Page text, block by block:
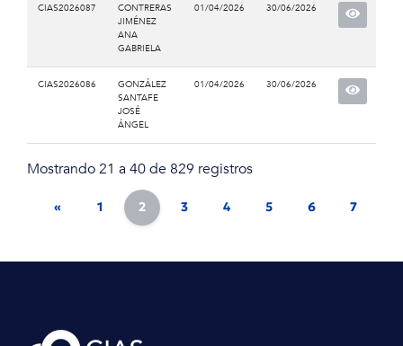
CIAS2026087
CONTRERAS
JIMÉNEZ
ANA
GABRIELA
01/04/2026 30/06/2026
CIAS2026086
GONZÁLEZ
SANTAFE
JOSÉ
ÁNGEL
01/04/2026 30/06/2026
Mostrando 21 a 40 de 829 registros
« 1 2 3 4 5 6 7